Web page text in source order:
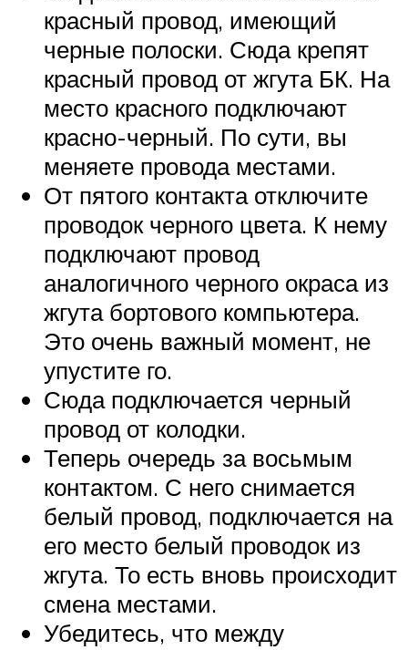
красный провод, имеющий
черные полоски. Сюда крепят
красный провод от жгута БК. На
место красного подключают
красно-черный. По сути, вы
меняете провода местами.
От пятого контакта отключите
проводок черного цвета. К нему
подключают провод
аналогичного черного окраса из
жгута бортового компьютера.
Это очень важный момент, не
упустите го.
Сюда подключается черный
провод от колодки.
Теперь очередь за восьмым
контактом. С него снимается
белый провод, подключается на
его место белый проводок из
жгута. То есть вновь происходит
смена местами.
Убедитесь, что между